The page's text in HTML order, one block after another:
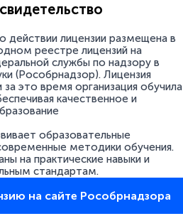
действии лицензии размещена в
реестре лицензий на
службы по надзору в
(Рособрнадзор). Лицензия
это время организация обучила
качественное и
образовательные
методики обучения.
на практические навыки и
стандартам.
на сайте Рособрнадзора